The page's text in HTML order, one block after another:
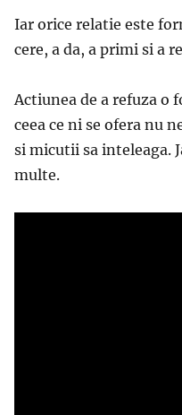
Iar orice relatie este
cere, a da, a primi si a
Actiunea de a refuza o
ceea ce ni se ofera nu
si micutii sa inteleaga.
multe.